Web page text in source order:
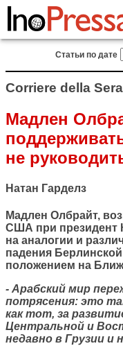
Статьи по дате
Corriere della Sera
Мадлен
не
Натан Гарделз
Мадлен Олбрайт,
США при президент
на аналогии и
падения
положением на
- Арабский мир
потрясения: это
как тот, за
Центральной и
недавно в Грузии и